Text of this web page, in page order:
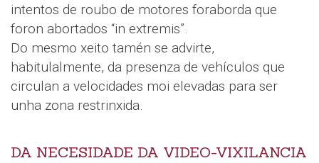
intentos de roubo de motores foraborda que
foron abortados “in extremis”.
Do mesmo xeito tamén se advirte,
habitulalmente, da presenza de vehículos que
circulan a velocidades moi elevadas para ser
unha zona restrinxida.
DA NECESIDADE DA VIDEO-VIXILANCIA